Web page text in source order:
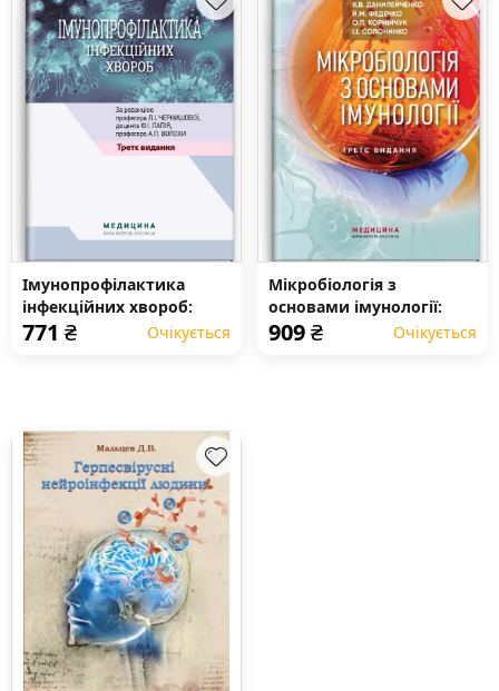
Імунопрофілактика
інфекційних хвороб:
навчально-методичний
771 ₴ Очікується
Мікробіологія з
основами імунології:
підручник
909₴ Очікується